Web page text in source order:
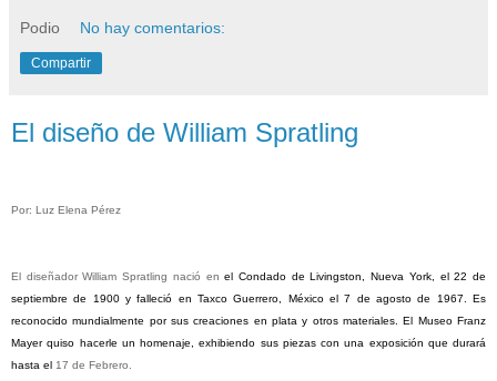
Podio No hay comentarios:
Compartir
El diseño de William Spratling
Por: Luz Elena Pérez
El diseñador William Spratling nació enel Condado de Livingston, Nueva York, el 22 de
septiembre de 1900 y falleció en Taxco Guerrero, México el 7 de agosto de 1967. Es
reconocido mundialmente por sus creaciones en plata y otros materiales. El Museo Franz
Mayer quiso hacerle un homenaje, exhibiendo sus piezas con una exposición que durará
hasta el 17 de Febrero.